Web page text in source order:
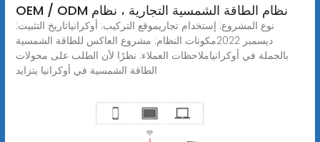
OEM / ODM نظام الطاقة الشمسية التجارية ، نظام
نوع المشروع: إستخدام تجاريموقع التركيب: أوكرانياتاريخ التثبيت:
ديسمبر 2022مكونات النظام: مشروع العاكس للطاقة الشمسية
بالجملة في أوكرانياملاحظات العملاء: نظرًا لأن الطلب على محولات
الطاقة الشمسية في أوكرانيا يتزايد